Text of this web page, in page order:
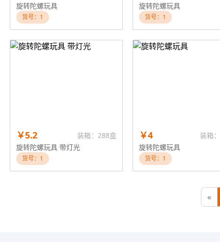
旋转陀螺玩具
货号：1
旋转陀螺玩具
货号：1
￥5.2
装箱：288盒
旋转陀螺玩具 带灯光
货号：1
￥4
装箱
旋转陀螺玩具
货号：1
«